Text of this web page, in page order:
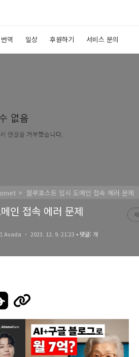
번역 일상 후원하기 서비스 문의
블루호스트 임시 도메인 접속 에러 문제
인 접속 에러 문제
Avada 2023. 12. 9. 21:23 • 댓글: 개